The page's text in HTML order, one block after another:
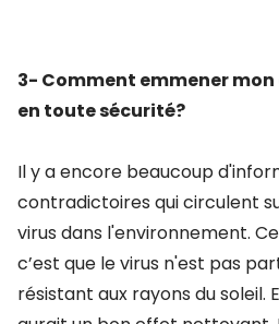
3- Comment emmener
en toute sécurité?
Il y a encore beaucoup
contradictoires qui circulent
virus dans l'environnement.
c’est que le virus n'est pas
résistant aux rayons du soleil.